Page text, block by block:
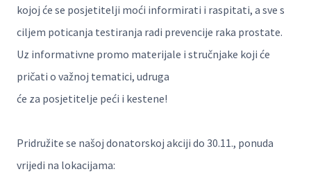
kojoj će se posjetitelji moći informirati i raspitati, a sve s
ciljem poticanja testiranja radi prevencije raka prostate.
Uz informativne promo materijale i stručnjake koji će
pričati o važnoj tematici, udruga
će za posjetitelje peći i kestene!
Pridružite se našoj donatorskoj akciji do 30.11., ponuda
vrijedi na lokacijama: